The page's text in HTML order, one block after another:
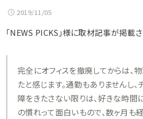
2019/11/05
「NEWS PICKS」様に取材記事が掲載さ
完全にオフィスを撤廃してからは、
たと感じます。通勤もありませんし
障をきたさない限りは、好きな時間
の慣れって面白いもので、数ヶ月も